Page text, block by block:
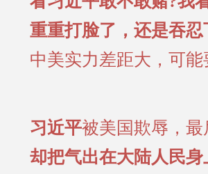
重重打脸了，还是吞忍
中美实力差距大，可
习近平被美国欺辱，最
却把气出在大陆人民身